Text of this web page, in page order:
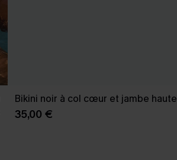
Bikini noir à col cœur et jambe haute
35,00 €